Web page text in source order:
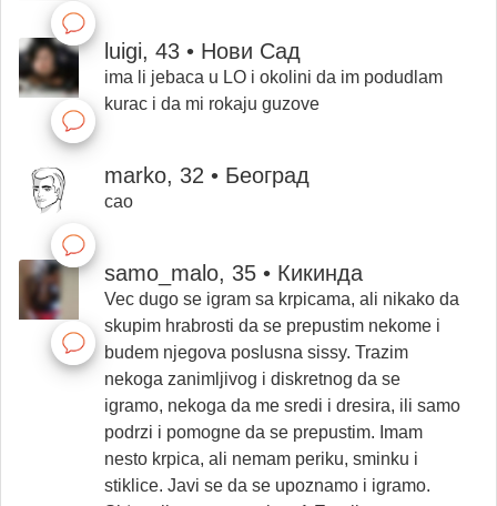
luigi, 43 • Нови Сад
ima li jebaca u LO i okolini da im podudlam
kurac i da mi rokaju guzove
marko, 32 • Београд
cao
samo_malo, 35 • Кикинда
Vec dugo se igram sa krpicama, ali nikako da
skupim hrabrosti da se prepustim nekome i
budem njegova poslusna sissy. Trazim
nekoga zanimljivog i diskretnog da se
igramo, nekoga da me sredi i dresira, ili samo
podrzi i pomogne da se prepustim. Imam
nesto krpica, ali nemam periku, sminku i
stiklice. Javi se da se upoznamo i igramo.